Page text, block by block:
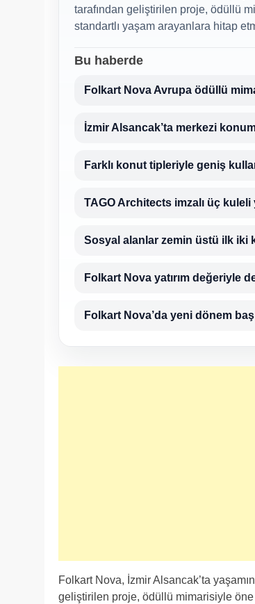
tarafından geliştirilen proje, ödüllü
standartlı yaşam arayanlara hitap
Bu haberde
Folkart Nova Avrupa ödüllü
İzmir Alsancak’ta merkezi
Farklı konut tipleriyle geniş
TAGO Architects imzalı üç
Sosyal alanlar zemin üstü ilk iki
Folkart Nova yatırım değeriyle
Folkart Nova’da yeni dönem
Folkart Nova, İzmir Alsancak’ta
geliştirilen proje, ödüllü mimarisiyle öne